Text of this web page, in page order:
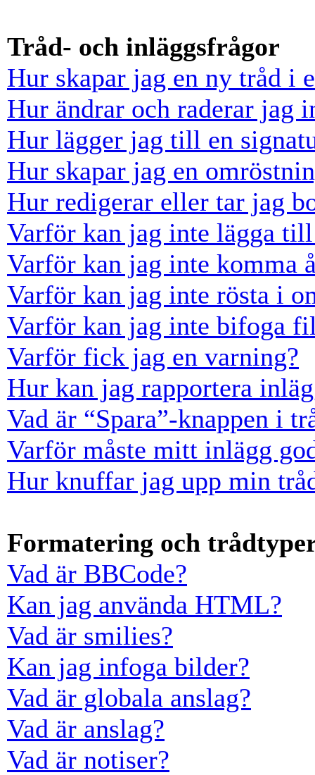
Tråd- och inläggsfrågor
Hur skapar jag en ny tråd i
Hur ändrar och raderar jag
Hur lägger jag till en
Hur skapar jag en
Hur redigerar eller tar jag
Varför kan jag inte lägga
Varför kan jag inte komma
Varför kan jag inte rösta i
Varför kan jag inte bifoga
Varför fick jag en varning?
Hur kan jag rapportera
Vad är “Spara”-knappen i
Varför måste mitt inlägg
Hur knuffar jag upp min
Formatering och
Vad är BBCode?
Kan jag använda HTML?
Vad är smilies?
Kan jag infoga bilder?
Vad är globala anslag?
Vad är anslag?
Vad är notiser?